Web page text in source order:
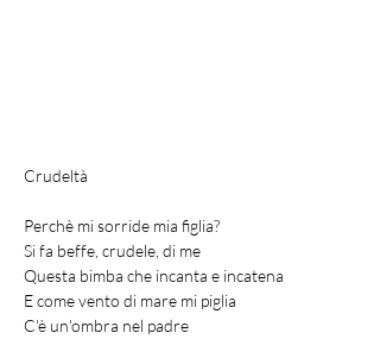
Crudeltà
Perchè mi sorride mia figlia?
Si fa beffe, crudele, di me
Questa bimba che incanta e incatena
E come vento di mare mi piglia
C'è un'ombra nel padre